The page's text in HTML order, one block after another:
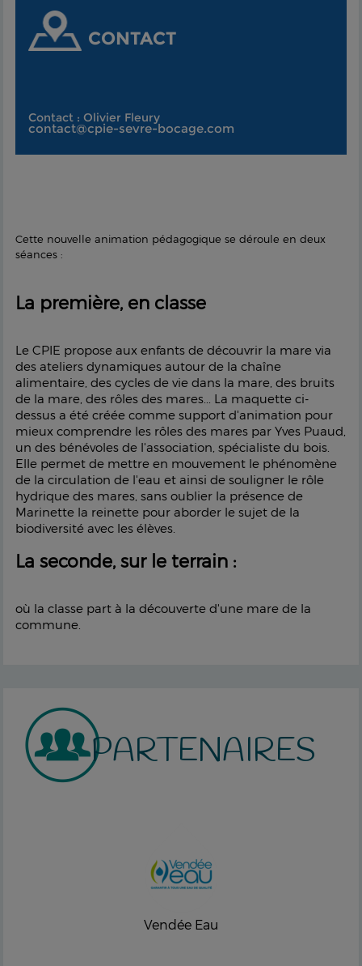
CONTACT
Contact : Olivier Fleury
contact@cpie-sevre-bocage.com
Cette nouvelle animation pédagogique se déroule en deux
séances :
La première, en classe
Le CPIE propose aux enfants de découvrir la mare via
des ateliers dynamiques autour de la chaîne
alimentaire, des cycles de vie dans la mare, des bruits
de la mare, des rôles des mares... La maquette ci-
dessus a été créée comme support d'animation pour
mieux comprendre les rôles des mares par Yves Puaud,
un des bénévoles de l'association, spécialiste du bois.
Elle permet de mettre en mouvement le phénomène
de la circulation de l'eau et ainsi de souligner le rôle
hydrique des mares, sans oublier la présence de
Marinette la reinette pour aborder le sujet de la
biodiversité avec les élèves.
La seconde, sur le terrain :
où la classe part à la découverte d'une mare de la
commune.
PARTENAIRES
Vendée Eau